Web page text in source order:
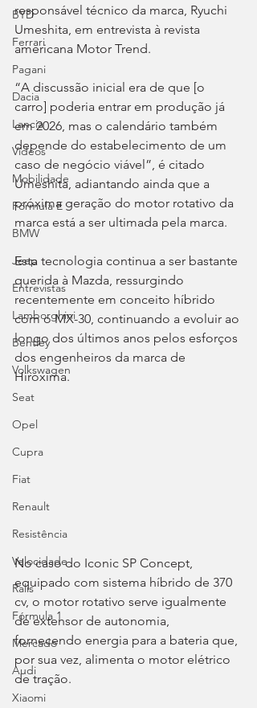
BYD
Ferrari
Pagani
Dacia
Lancia
Videos
Mobilidade
Fórmula E
BMW
Jeep
Entrevistas
Lamborghini
Bentley
Volkswagen
Seat
Opel
Cupra
Fiat
Renault
Resistência
Velocidade
Ralis
Fórmula 1
Mercado
Audi
Xiaomi
responsável técnico da marca, Ryuchi
Umeshita, em entrevista à revista
americana Motor Trend.
“A discussão inicial era de que [o
carro] poderia entrar em produção já
em 2026, mas o calendário também
depende do estabelecimento de um
caso de negócio viável”, é citado
Umeshita, adiantando ainda que a
próxima geração do motor rotativo da
marca está a ser ultimada pela marca.
Esta tecnologia continua a ser bastante
querida à Mazda, ressurgindo
recentemente em conceito híbrido
com o MX-30, continuando a evoluir ao
longo dos últimos anos pelos esforços
dos engenheiros da marca de
Hiroxima.
No caso do Iconic SP Concept,
equipado com sistema híbrido de 370
cv, o motor rotativo serve igualmente
de extensor de autonomia,
fornecendo energia para a bateria que,
por sua vez, alimenta o motor elétrico
de tração.